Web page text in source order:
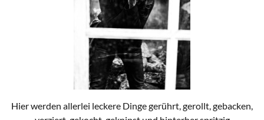
Hier werden allerlei leckere Dinge gerührt, gerollt, gebacken,